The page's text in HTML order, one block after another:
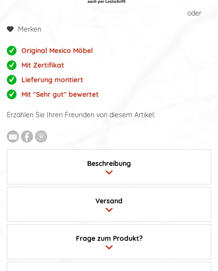
oder
Merken
Original Mexico Möbel
Mit Zertifikat
Lieferung montiert
Mit "Sehr gut" bewertet
Erzählen Sie Ihren Freunden von diesem Artikel:
Beschreibung
Frage zum Produkt?
Versand